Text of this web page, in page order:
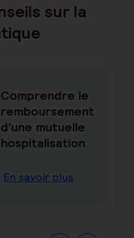
sur la
Comprendre le
remboursement
d'une mutuelle
hospitalisation
En savoir plus